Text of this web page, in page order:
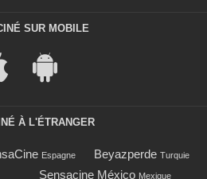
SUR MOBILE
À L'ÉTRANGER
Espagne Beyazperde Turquie
Sensacine México Mexique